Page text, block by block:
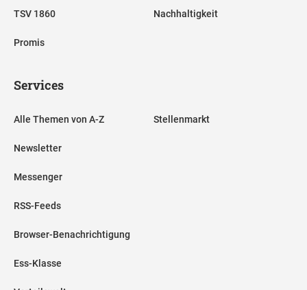
TSV 1860
Promis
Nachhaltigkeit
Services
Alle Themen von A-Z
Newsletter
Messenger
RSS-Feeds
Browser-Benachrichtigung
Ess-Klasse
Stellenmarkt